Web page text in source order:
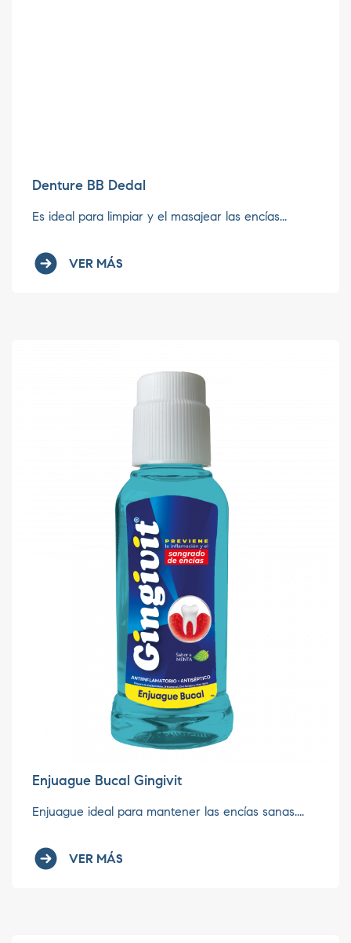
Denture BB Dedal
Es ideal para limpiar y el masajear las encías...
VER MÁS
Enjuague Bucal Gingivit
Enjuague ideal para mantener las encías sanas....
VER MÁS